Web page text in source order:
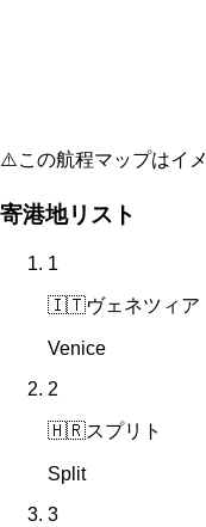
⚠️この航程マップはイ
寄港地リスト
1
🇮🇹ヴェネツィア
Venice
2
🇭🇷スプリト
Split
3